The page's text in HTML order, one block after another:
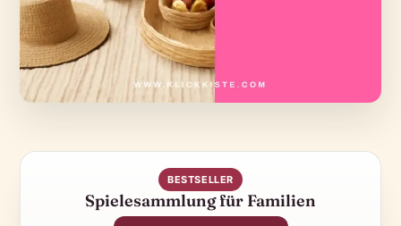
BESTSELLER
Spielesammlung für Familien